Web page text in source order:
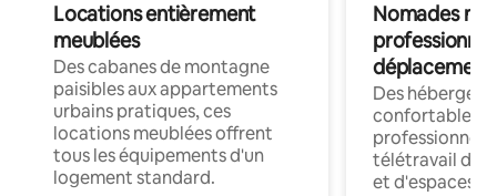
Locations entièrement
meublées
Des cabanes de montagne
paisibles aux appartements
urbains pratiques, ces
locations meublées offrent
tous les équipements d'un
logement standard.
Nomades
déplacement
Des
confortables
professionnels
télétravail
et d'espaces